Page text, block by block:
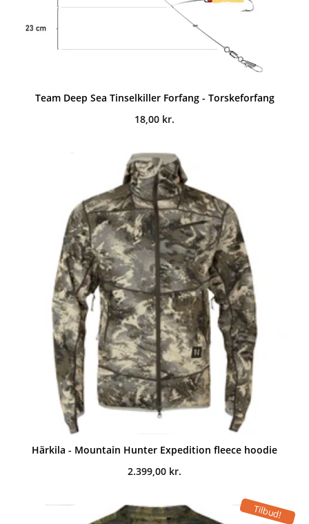
Team Deep Sea Tinselkiller Forfang - Torskeforfang
18,00 kr.
Härkila - Mountain Hunter Expedition fleece hoodie
2.399,00 kr.
Tilbud!